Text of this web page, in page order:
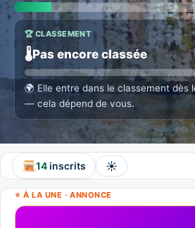
🏆 CLASSEMENT
🌡️Pas encore classée
🌍 Elle entre dans le classement dès
— cela dépend de vous.
14inscrits ☀️
⭐ À LA UNE · ANNONCE